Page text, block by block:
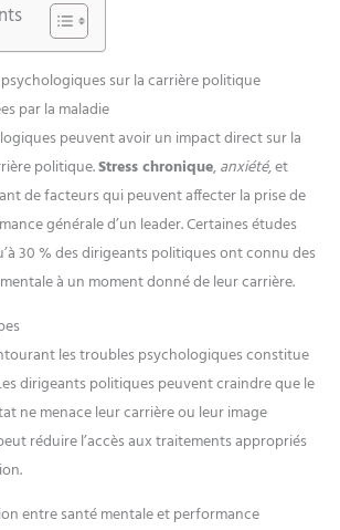
sur la carrière politique
par la maladie
peuvent avoir un impact direct sur la
politique.Stress chronique,anxiété, et
de facteurs qui peuvent affecter la prise de
générale d’un leader. Certaines études
30 % des dirigeants politiques ont connu des
à un moment donné de leur carrière.
les troubles psychologiques constitue
dirigeants politiques peuvent craindre que le
ne menace leur carrière ou leur image
réduire l’accès aux traitements appropriés
entre santé mentale et performance